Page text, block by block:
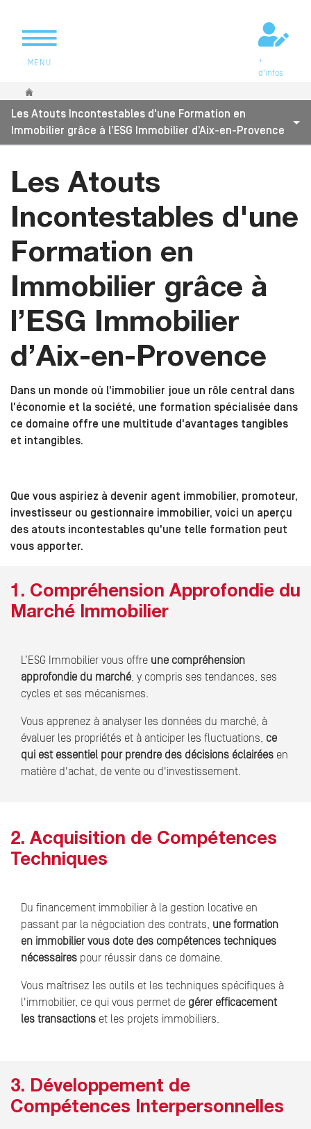
MENU
+
d'infos
Vous êtes ici
Les Atouts Incontestables d'une Formation en
Immobilier grâce à l’ESG Immobilier d’Aix-en-Provence
Les Atouts
Incontestables d'une
Formation en
Immobilier grâce à
l’ESG Immobilier
d’Aix-en-Provence
Dans un monde où l'immobilier joue un rôle central dans
l'économie et la société, une formation spécialisée dans
ce domaine offre une multitude d'avantages tangibles
et intangibles.
Que vous aspiriez à devenir agent immobilier, promoteur,
investisseur ou gestionnaire immobilier, voici un aperçu
des atouts incontestables qu'une telle formation peut
vous apporter.
1. Compréhension Approfondie du
Marché Immobilier
L’ESG Immobilier vous offre une compréhension
approfondie du marché, y compris ses tendances, ses
cycles et ses mécanismes.
Vous apprenez à analyser les données du marché, à
évaluer les propriétés et à anticiper les fluctuations, ce
qui est essentiel pour prendre des décisions éclairées en
matière d'achat, de vente ou d'investissement.
2. Acquisition de Compétences
Techniques
Du financement immobilier à la gestion locative en
passant par la négociation des contrats, une formation
en immobilier vous dote des compétences techniques
nécessaires pour réussir dans ce domaine.
Vous maîtrisez les outils et les techniques spécifiques à
l'immobilier, ce qui vous permet de gérer efficacement
les transactions et les projets immobiliers.
3. Développement de
Compétences Interpersonnelles